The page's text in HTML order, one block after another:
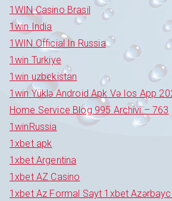
1WIN Casino Brasil
1win India
1WIN Official In Russia
1win Turkiye
1win uzbekistan
1win Yüklə Android Apk Və Ios App
Home Service Blog 995 Archivi – 763
1winRussia
1xbet apk
1xbet Argentina
1xbet AZ Casino
1xbet Az Formal Sayt 1xbet